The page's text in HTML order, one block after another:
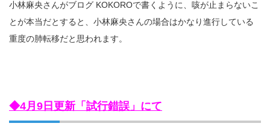
小林麻央さんがブログ KOKOROで書くように、咳が止まらないこ
とが本当だとすると、小林麻央さんの場合はかなり進行している
重度の肺転移だと思われます。
◆4月9日更新「試行錯誤」にて